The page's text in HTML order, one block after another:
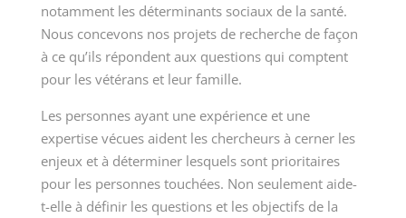
notamment les déterminants sociaux de la santé.
Nous concevons nos projets de recherche de façon
à ce qu’ils répondent aux questions qui comptent
pour les vétérans et leur famille.
Les personnes ayant une expérience et une
expertise vécues aident les chercheurs à cerner les
enjeux et à déterminer lesquels sont prioritaires
pour les personnes touchées. Non seulement aide-
t-elle à définir les questions et les objectifs de la